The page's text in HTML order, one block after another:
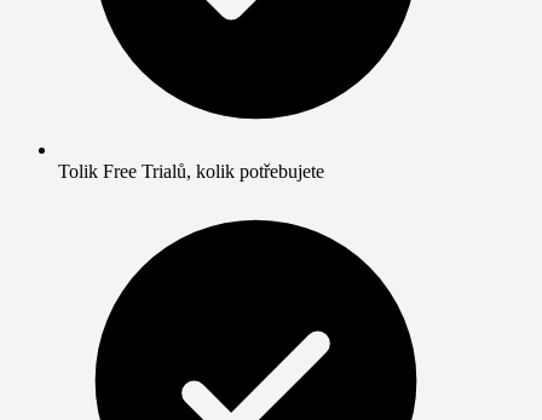
Tolik Free Trialů, kolik potřebujete